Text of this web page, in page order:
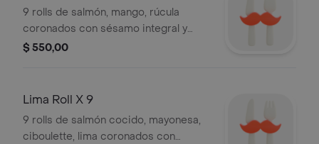
9 rolls de salmón, mango, rúcula
coronados con sésamo integral y
negro, salsa de soja, wasabi, jengibre,
$ 550,00
Lima Roll X 9
9 rolls de salmón cocido, mayonesa,
ciboulette, lima coronados con